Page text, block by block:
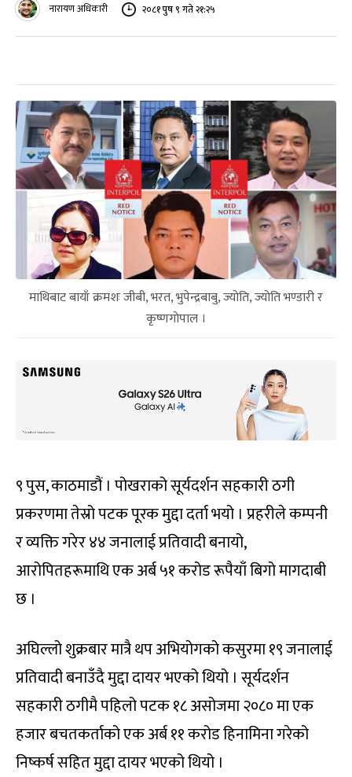
नारायण अधिकारी २०८१ पुष ९ गते २१:२५
माथिबाट बायाँ क्रमशः जीबी, भरत, भुपेन्द्रबाबु, ज्योति, ज्योति भण्डारी र
कृष्णगोपाल ।
९ पुस, काठमाडौं । पोखराको सूर्यदर्शन सहकारी ठगी
प्रकरणमा तेस्रो पटक पूरक मुद्दा दर्ता भयो । प्रहरीले कम्पनी
र व्यक्ति गरेर ४४ जनालाई प्रतिवादी बनायो,
आरोपितहरूमाथि एक अर्ब ५१ करोड रूपैयाँ बिगो मागदाबी
छ ।
अघिल्लो शुक्रबार मात्रै थप अभियोगको कसुरमा १९ जनालाई
प्रतिवादी बनाउँदै मुद्दा दायर भएको थियो । सूर्यदर्शन
सहकारी ठगीमै पहिलो पटक १८ असोजमा २०८० मा एक
हजार बचतकर्ताको एक अर्ब ११ करोड हिनामिना गरेको
निष्कर्ष सहित मुद्दा दायर भएको थियो ।